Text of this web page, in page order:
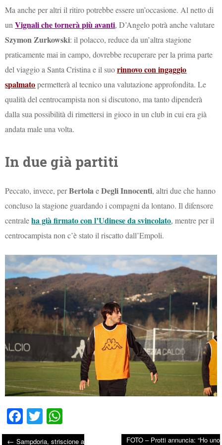
Ma anche per altri il ritiro potrebbe essere un’occasione. Al netto di
unVignali che tornerà più avanti, D’Angelo potrà anche valutare
Szymon Zurkowski: il polacco, reduce da un’altra stagione
praticamente mai in campo, dovrebbe recuperare per la prima parte
del viaggio a Santa Cristina e il suorinnovo con ingaggio
spalmatopermetterà al tecnico una valutazione approfondita. Le
qualità del centrocampista non si discutono, ma tanto dipenderà
dalla sua possibilità di rimettersi in gioco in un club in cui era già
andata male una volta.
In due già partiti
Peccato, invece, perBertolaeDegli Innocenti, altri due che hanno
concluso la stagione guardando i compagni da lontano. Il difensore
centraleha già firmato con l’Udinese da svincolato, mentre per il
centrocampista non c’è stato il riscatto dall’Empoli.
Fa
ce
T
wiha
← Sampdoria, striscione a
FOTO – Protti annuncia: “Ho uno